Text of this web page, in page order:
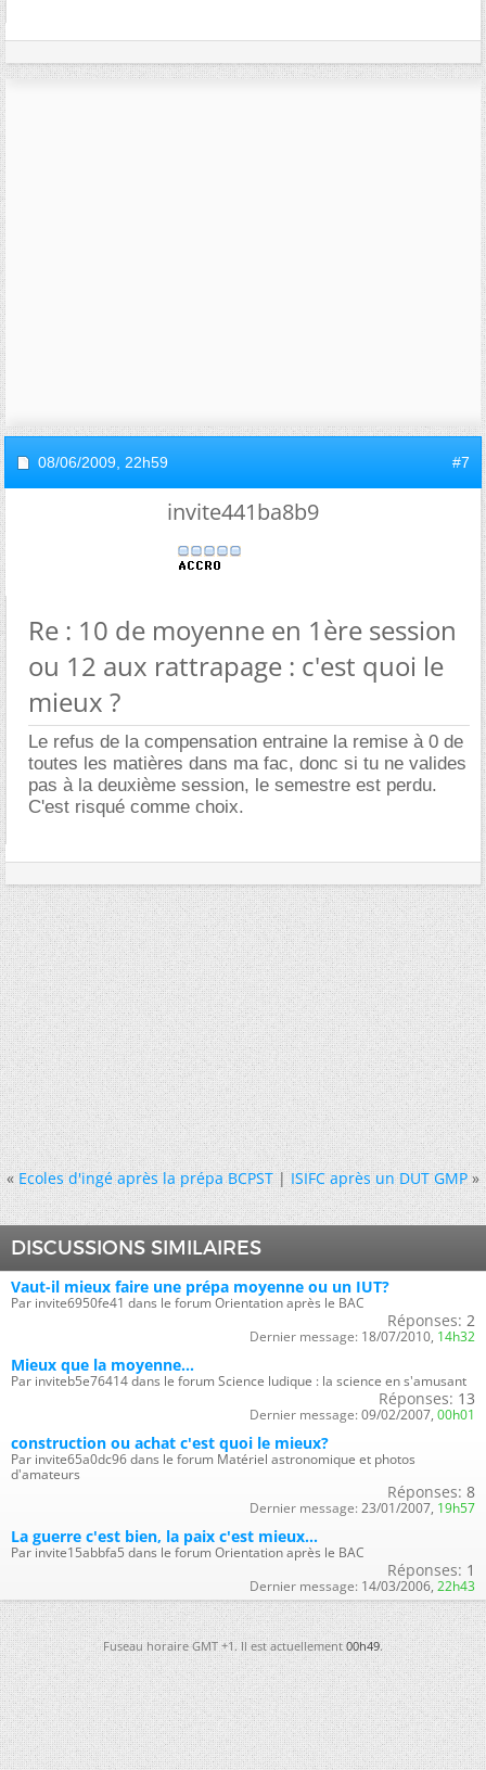
08/06/2009, 22h59 #7
invite441ba8b9
Re : 10 de moyenne en 1ère session
ou 12 aux rattrapage : c'est quoi le
mieux ?
Le refus de la compensation entraine la remise à 0 de
toutes les matières dans ma fac, donc si tu ne valides
pas à la deuxième session, le semestre est perdu.
C'est risqué comme choix.
« Ecoles d'ingé après la prépa BCPST|ISIFC après un DUT GMP »
DISCUSSIONS SIMILAIRES
Vaut-il mieux faire une prépa moyenne ou un IUT?
Par invite6950fe41 dans le forum Orientation après le BAC
Réponses: 2
Dernier message: 18/07/2010, 14h32
Mieux que la moyenne...
Par inviteb5e76414 dans le forum Science ludique : la science en s'amusant
Réponses: 13
Dernier message: 09/02/2007, 00h01
construction ou achat c'est quoi le mieux?
Par invite65a0dc96 dans le forum Matériel astronomique et photos
d'amateurs
Réponses: 8
Dernier message: 23/01/2007, 19h57
La guerre c'est bien, la paix c'est mieux...
Par invite15abbfa5 dans le forum Orientation après le BAC
Réponses: 1
Dernier message: 14/03/2006, 22h43
Fuseau horaire GMT +1. Il est actuellement00h49.